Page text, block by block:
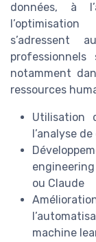
données, à
s’adressent
notamment
ressources
Utilisation
l’analyse
ou Claude
machine